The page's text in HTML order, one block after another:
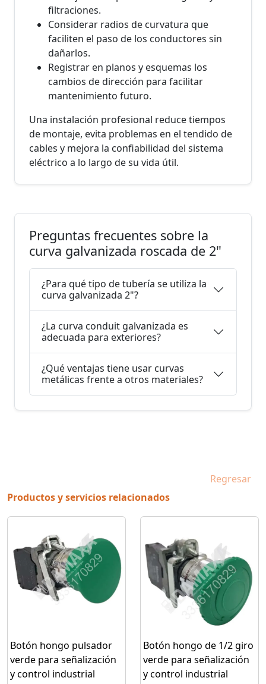
filtraciones.
Considerar radios de curvatura que
faciliten el paso de los conductores sin
dañarlos.
Registrar en planos y esquemas los
cambios de dirección para facilitar
mantenimiento futuro.
Una instalación profesional reduce tiempos
de montaje, evita problemas en el tendido de
cables y mejora la confiabilidad del sistema
eléctrico a lo largo de su vida útil.
Preguntas frecuentes sobre la
curva galvanizada roscada de 2"
¿Para qué tipo de tubería se utiliza la
curva galvanizada 2"?
¿La curva conduit galvanizada es
adecuada para exteriores?
¿Qué ventajas tiene usar curvas
metálicas frente a otros materiales?
Regresar
Productos y servicios relacionados
Botón hongo pulsador
verde para señalización
y control industrial
Botón hongo de 1/2 giro
verde para señalización
y control industrial